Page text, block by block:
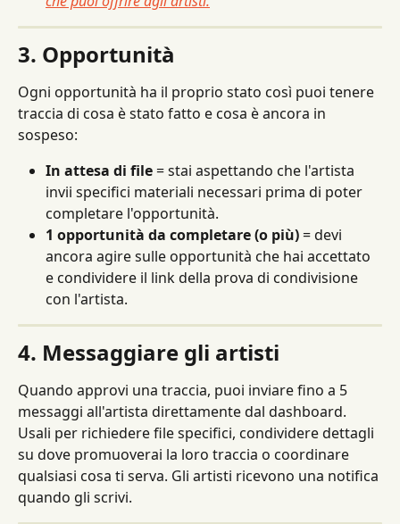
3. Opportunità
Ogni opportunità ha il proprio stato così puoi tenere
traccia di cosa è stato fatto e cosa è ancora in
sospeso:
In attesa di file = stai aspettando che l'artista
invii specifici materiali necessari prima di poter
completare l'opportunità.
1 opportunità da completare (o più) = devi
ancora agire sulle opportunità che hai accettato
e condividere il link della prova di condivisione
con l'artista.
4. Messaggiare gli artisti
Quando approvi una traccia, puoi inviare fino a 5
messaggi all'artista direttamente dal dashboard.
Usali per richiedere file specifici, condividere dettagli
su dove promuoverai la loro traccia o coordinare
qualsiasi cosa ti serva. Gli artisti ricevono una notifica
quando gli scrivi.